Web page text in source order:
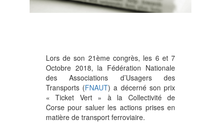
Lors de son 21ème congrès, les 6 et 7
Octobre 2018, la Fédération Nationale
des Associations d’Usagers des
Transports (FNAUT) a décerné son prix
« Ticket Vert » à la Collectivité de
Corse pour saluer les actions prises en
matière de transport ferroviaire.